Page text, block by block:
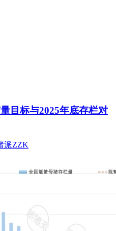
目标与2025年底存栏对
派ZZK